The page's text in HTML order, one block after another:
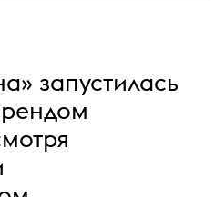
запустилась